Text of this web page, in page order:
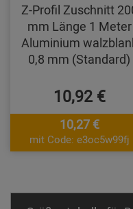
Z-Profil Zuschnitt
mm Länge 1 Meter
Aluminium
0,8 mm (Standard)
10,92 €
10,27 €
mit Code: e3oc5w99fj